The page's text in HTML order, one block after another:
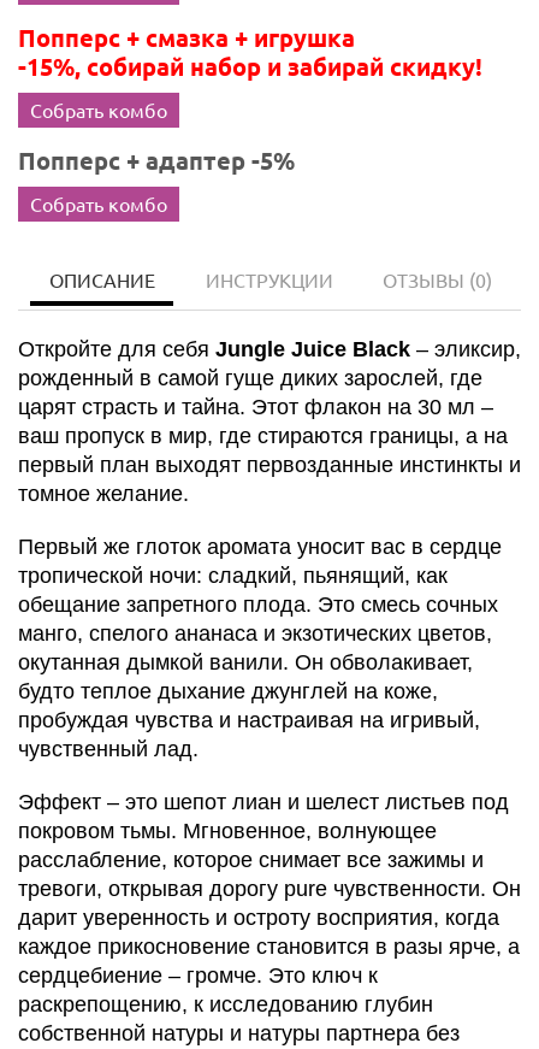
Попперс + смазка + игрушка
-15%, собирай набор и забирай скидку!
Собрать комбо
Попперс + адаптер -5%
Собрать комбо
ОПИСАНИЕ ИНСТРУКЦИИ ОТЗЫВЫ (0)
Откройте для себя Jungle Juice Black – эликсир,
рожденный в самой гуще диких зарослей, где
царят страсть и тайна. Этот флакон на 30 мл –
ваш пропуск в мир, где стираются границы, а на
первый план выходят первозданные инстинкты и
томное желание.
Первый же глоток аромата уносит вас в сердце
тропической ночи: сладкий, пьянящий, как
обещание запретного плода. Это смесь сочных
манго, спелого ананаса и экзотических цветов,
окутанная дымкой ванили. Он обволакивает,
будто теплое дыхание джунглей на коже,
пробуждая чувства и настраивая на игривый,
чувственный лад.
Эффект – это шепот лиан и шелест листьев под
покровом тьмы. Мгновенное, волнующее
расслабление, которое снимает все зажимы и
тревоги, открывая дорогу pure чувственности. Он
дарит уверенность и остроту восприятия, когда
каждое прикосновение становится в разы ярче, а
сердцебиение – громче. Это ключ к
раскрепощению, к исследованию глубин
собственной натуры и натуры партнера без